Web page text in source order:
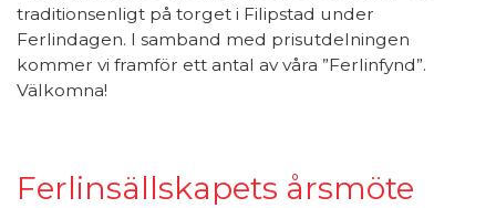
traditionsenligt på torget i Filipstad under
Ferlindagen. I samband med prisutdelningen
kommer vi framför ett antal av våra ”Ferlinfynd”.
Välkomna!
Ferlinsällskapets årsmöte